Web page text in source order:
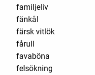
familjeliv
fänkål
färsk vitlök
fårull
favaböna
felsökning